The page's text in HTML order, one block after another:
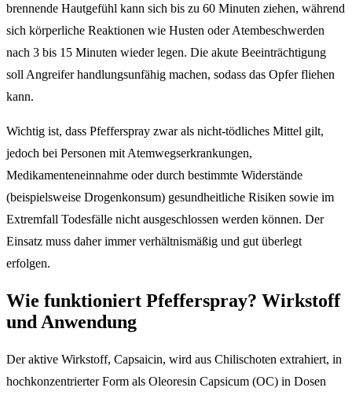
brennende Hautgefühl kann sich bis zu 60 Minuten ziehen, während
sich körperliche Reaktionen wie Husten oder Atembeschwerden
nach 3 bis 15 Minuten wieder legen. Die akute Beeinträchtigung
soll Angreifer handlungsunfähig machen, sodass das Opfer fliehen
kann.
Wichtig ist, dass Pfefferspray zwar als nicht-tödliches Mittel gilt,
jedoch bei Personen mit Atemwegserkrankungen,
Medikamenteneinnahme oder durch bestimmte Widerstände
(beispielsweise Drogenkonsum) gesundheitliche Risiken sowie im
Extremfall Todesfälle nicht ausgeschlossen werden können. Der
Einsatz muss daher immer verhältnismäßig und gut überlegt
erfolgen.
Wie funktioniert Pfefferspray? Wirkstoff
und Anwendung
Der aktive Wirkstoff, Capsaicin, wird aus Chilischoten extrahiert, in
hochkonzentrierter Form als Oleoresin Capsicum (OC) in Dosen